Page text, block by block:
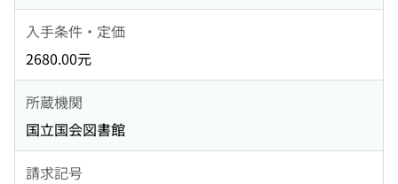
入手条件・定価
2680.00元
所蔵機関
国立国会図書館
請求記号